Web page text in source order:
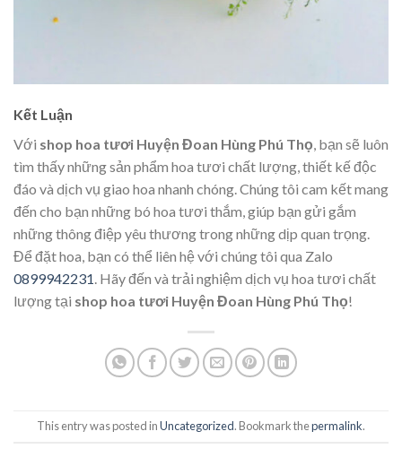
Kết Luận
Với shop hoa tươi Huyện Đoan Hùng Phú Thọ, bạn sẽ luôn
tìm thấy những sản phẩm hoa tươi chất lượng, thiết kế độc
đáo và dịch vụ giao hoa nhanh chóng. Chúng tôi cam kết mang
đến cho bạn những bó hoa tươi thắm, giúp bạn gửi gắm
những thông điệp yêu thương trong những dịp quan trọng.
Để đặt hoa, bạn có thể liên hệ với chúng tôi qua Zalo
0899942231. Hãy đến và trải nghiệm dịch vụ hoa tươi chất
lượng tại shop hoa tươi Huyện Đoan Hùng Phú Thọ!
This entry was posted inUncategorized. Bookmark thepermalink.